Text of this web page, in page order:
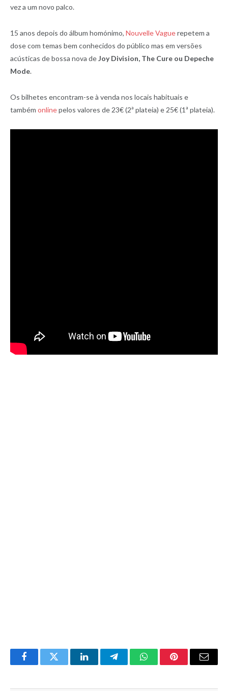
vez a um novo palco.
15 anos depois do álbum homónimo, Nouvelle Vaguerepetem a
dose com temas bem conhecidos do público mas em versões
acústicas de bossa nova deJoy Division, The Cure ou Depeche
Mode.
Os bilhetes encontram-se à venda nos locais habituais e
também onlinepelos valores de 23€ (2ª plateia) e 25€ (1ª plateia).
FacebookTwitter LinkedInTelegramWhatsAppPinterestEmail